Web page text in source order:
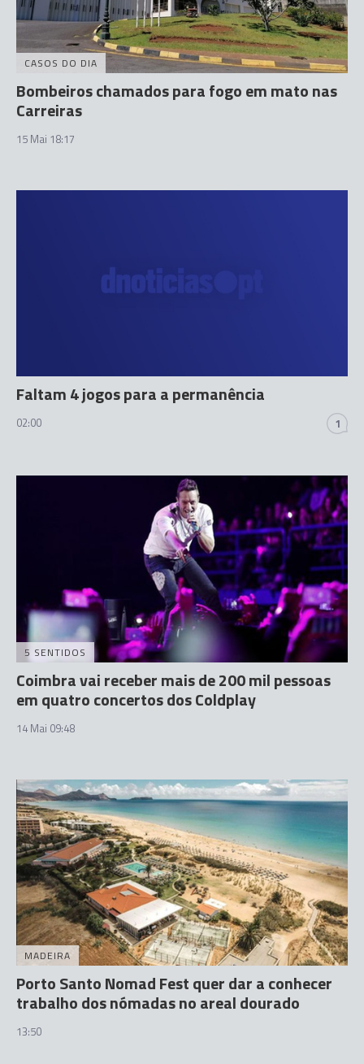
CASOS DO DIA
Bombeiros chamados para fogo em mato nas
Carreiras
15 Mai 18:17
Faltam 4 jogos para a permanência
02:00 1
5 SENTIDOS
Coimbra vai receber mais de 200 mil pessoas
em quatro concertos dos Coldplay
14 Mai 09:48
MADEIRA
Porto Santo Nomad Fest quer dar a conhecer
trabalho dos nómadas no areal dourado
13:50